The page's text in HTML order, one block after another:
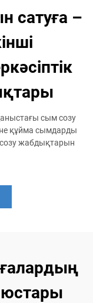
сатуға –
сым созу
құйма сымдарды
созу жабдықтарын